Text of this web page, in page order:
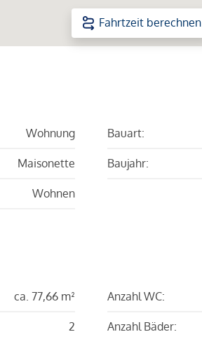
Fahrtzeit berechnen
Wohnung
Maisonette
Wohnen
Bauart:
Baujahr:
ca. 77,66 m²
2
Anzahl WC:
Anzahl Bäder: